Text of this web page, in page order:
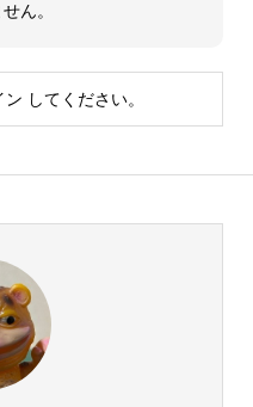
ん。
ン してください。